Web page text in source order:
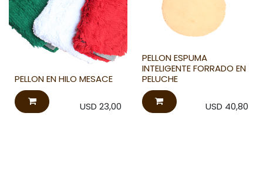
PELLON EN HILO MESACE
USD 23,00
PELLON ESPUMA
INTELIGENTE FORRADO EN
PELUCHE
USD 40,80